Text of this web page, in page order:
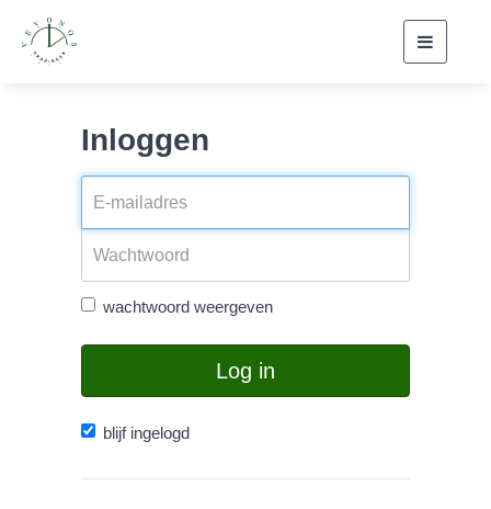
Inloggen
wachtwoord weergeven
Log in
blijf ingelogd